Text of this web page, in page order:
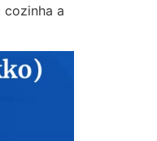
cozinha a